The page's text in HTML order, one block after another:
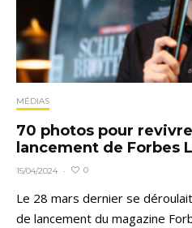
MÉDIAS
70 photos pour
lancement de Forbes
15/04/2024 · 0
Le 28 mars dernier se
de lancement du magazine